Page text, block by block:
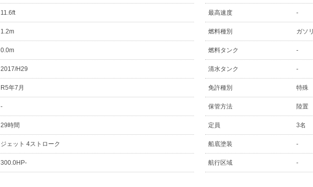
11.6ft
1.2m
0.0m
2017/H29
R5年7月
-
29時間
ジェット 4ストローク
300.0HP-
最高速度 -
燃料種別 ガソ
燃料タンク -
清水タンク -
免許種別 特殊
保管方法 陸置
定員 3名
船底塗装 -
航行区域 -